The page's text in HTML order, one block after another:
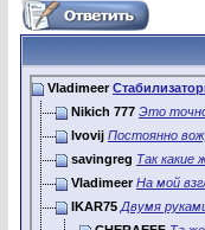
Vladimeer
Nikich 777 Это
lvovij Постоянно
savingreg Так какие
Vladimeer На мой
IKAR75 Двумя